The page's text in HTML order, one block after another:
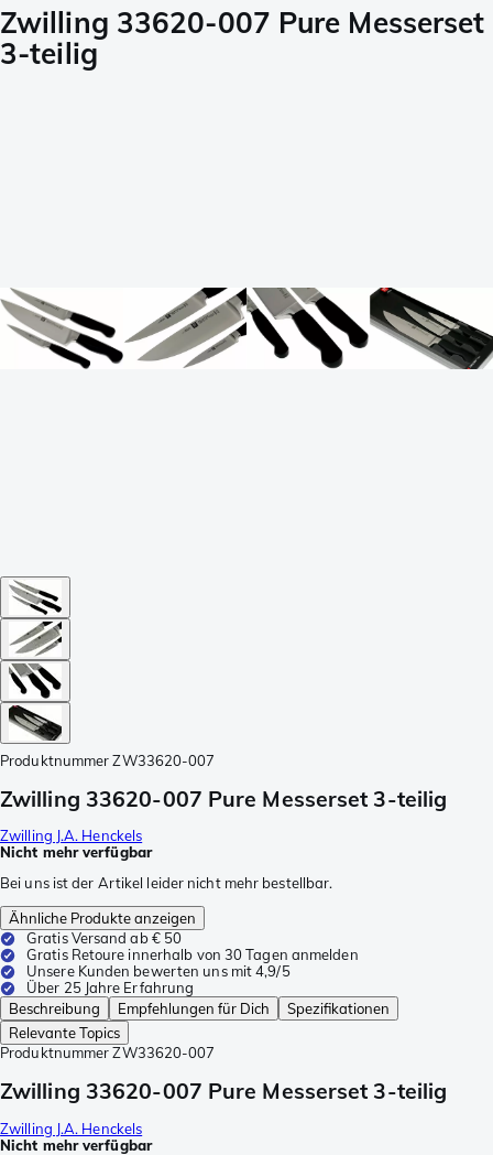
Zwilling 33620-007 Pure Messerset
3-teilig
Produktnummer ZW33620-007
Zwilling 33620-007 Pure Messerset 3-teilig
Zwilling J.A. Henckels
Nicht mehr verfügbar
Bei uns ist der Artikel leider nicht mehr bestellbar.
Ähnliche Produkte anzeigen
Gratis Versand ab € 50
Gratis Retoure innerhalb von 30 Tagen anmelden
Unsere Kunden bewerten uns mit 4,9/5
Über 25 Jahre Erfahrung
Beschreibung
Empfehlungen für Dich
Spezifikationen
Relevante Topics
Produktnummer ZW33620-007
Zwilling 33620-007 Pure Messerset 3-teilig
Zwilling J.A. Henckels
Nicht mehr verfügbar